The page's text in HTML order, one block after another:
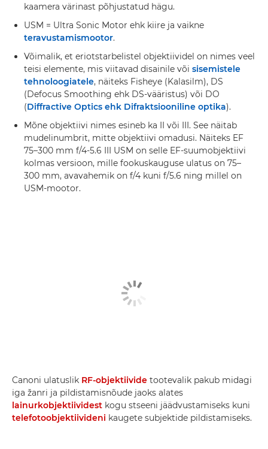
kaamera värinast põhjustatud hägu.
USM = Ultra Sonic Motor ehk kiire ja vaikne
teravustamismootor.
Võimalik, et eriotstarbelistel objektiividel on nimes veel
teisi elemente, mis viitavad disainile või sisemistele
tehnoloogiatele, näiteks Fisheye (Kalasilm), DS
(Defocus Smoothing ehk DS-vääristus) või DO
(Diffractive Optics ehk Difraktsiooniline optika).
Mõne objektiivi nimes esineb ka II või III. See näitab
mudelinumbrit, mitte objektiivi omadusi. Näiteks EF
75–300 mm f/4-5.6 III USM on selle EF-suumobjektiivi
kolmas versioon, mille fookuskauguse ulatus on 75–
300 mm, avavahemik on f/4 kuni f/5.6 ning millel on
USM-mootor.
Canoni ulatuslik RF-objektiivide tootevalik pakub midagi
iga žanri ja pildistamisnõude jaoks alates
lainurkobjektiividest kogu stseeni jäädvustamiseks kuni
telefotoobjektiivideni kaugete subjektide pildistamiseks.